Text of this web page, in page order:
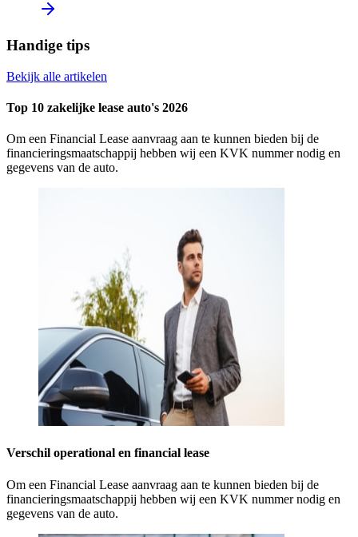
Handige tips
Bekijk alle artikelen
Top 10 zakelijke lease auto's 2026
Om een Financial Lease aanvraag aan te kunnen bieden bij de
financieringsmaatschappij hebben wij een KVK nummer nodig en
gegevens van de auto.
Verschil operational en financial lease
Om een Financial Lease aanvraag aan te kunnen bieden bij de
financieringsmaatschappij hebben wij een KVK nummer nodig en
gegevens van de auto.